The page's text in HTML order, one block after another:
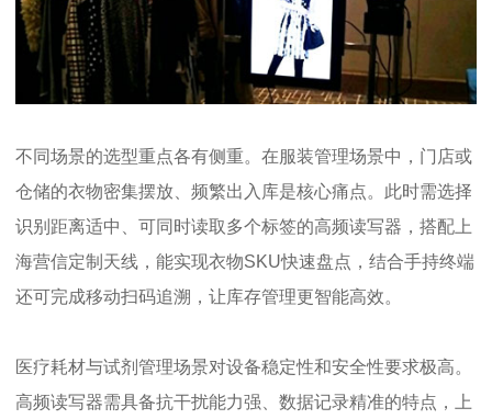
不同场景的选型重点各有侧重。在服装管理场景中，门店或
仓储的衣物密集摆放、频繁出入库是核心痛点。此时需选择
识别距离适中、可同时读取多个标签的高频读写器，搭配上
海营信定制天线，能实现衣物SKU快速盘点，结合手持终端
还可完成移动扫码追溯，让库存管理更智能高效。
医疗耗材与试剂管理场景对设备稳定性和安全性要求极高。
高频读写器需具备抗干扰能力强、数据记录精准的特点，上